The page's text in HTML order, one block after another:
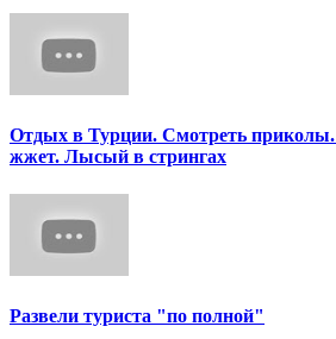
Отдых в Турции. Смотреть приколы.
жжет. Лысый в стрингах
Развели туриста "по полной"